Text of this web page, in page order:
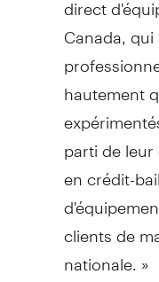
Canada ,
hautement
parti de
en crédit-
clients de
nationale. »